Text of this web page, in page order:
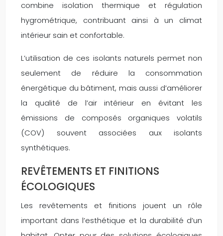
combine isolation thermique et régulation
hygrométrique, contribuant ainsi à un climat
intérieur sain et confortable.
L’utilisation de ces isolants naturels permet non
seulement de réduire la consommation
énergétique du bâtiment, mais aussi d’améliorer
la qualité de l’air intérieur en évitant les
émissions de composés organiques volatils
(COV) souvent associées aux isolants
synthétiques.
REVÊTEMENTS ET FINITIONS
ÉCOLOGIQUES
Les revêtements et finitions jouent un rôle
important dans l’esthétique et la durabilité d’un